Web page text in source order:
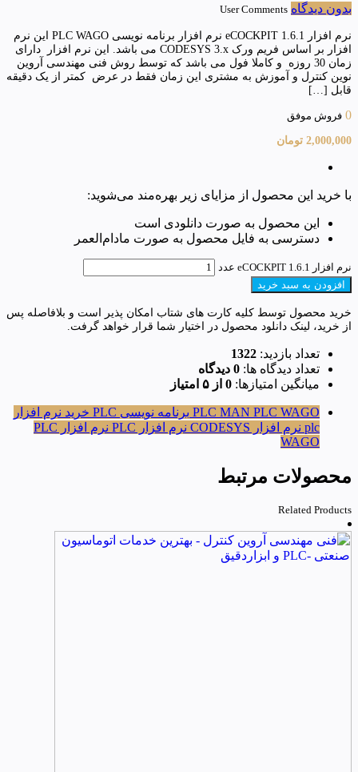
بدون دیدگاه User Comments
نرم افزار eCOCKPIT 1.6.1 نرم افزار برنامه نویسی PLC WAGO این نرم
افزار بر اساس فریم ورک CODESYS 3.x می باشد. این نرم افزار دارای
زمان 30 روزه و کاملا فول می باشد که توسط روش فنی مهندسی آروین
نوین کنترل و آموزش به مشتری این زمان فقط در عرض کمتر از یک دقیقه
قابل […]
0 فروش موفق
2,000,000 تومان
با خرید این محصول از مزایای زیر بهره‌مند می‌شوید:
این محصول به صورت دانلودی است
دسترسی به فایل محصول به صورت مادام‌العمر
نرم افزار eCOCKPIT 1.6.1 عدد
افزودن به سبد خرید
خرید محصول توسط کلیه کارت های شتاب امکان پذیر است و بلافاصله پس
از خرید، لینک دانلود محصول در اختیار شما قرار خواهد گرفت.
تعداد بازدید: 1322
تعداد دیدگاه ها: 0 دیدگاه
میانگین امتیازها: 0 از ۵ امتیاز
PLC MAN PLC WAGO برنامه نویسی PLC
خرید نرم افزار
plc نرم افزار CODESYS نرم افزار PLC
نرم افزار PLC
WAGO
محصولات مرتبط
Related Products